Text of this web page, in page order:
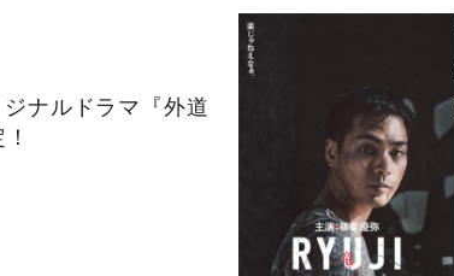
ナルドラマ『外道